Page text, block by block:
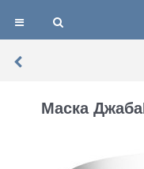
Маска